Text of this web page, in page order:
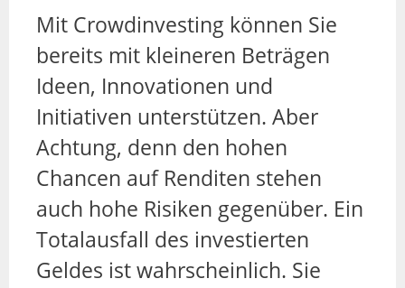
Mit Crowdinvesting können Sie
bereits mit kleineren Beträgen
Ideen, Innovationen und
Initiativen unterstützen. Aber
Achtung, denn den hohen
Chancen auf Renditen stehen
auch hohe Risiken gegenüber. Ein
Totalausfall des investierten
Geldes ist wahrscheinlich. Sie